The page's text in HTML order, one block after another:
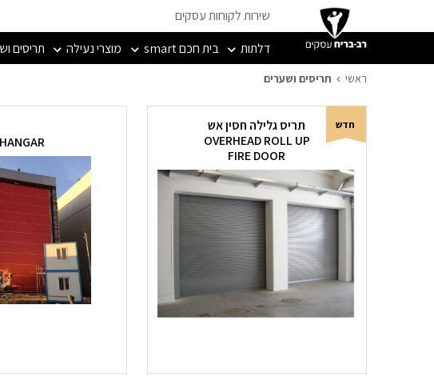
שירות לקוחות עסקים
דלתות
בית חכם smart מוצרי נעילה תריסים
תריסים ושערים
ראשי תריסים ושערים
חדש
תריס גלילה חסין אש
OVERHEAD ROLL UP
FIRE DOOR